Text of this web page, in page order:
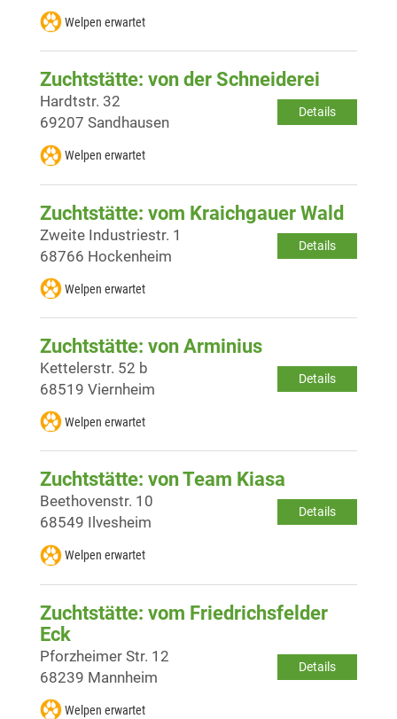
Welpen erwartet
Zuchtstätte: von der Schneiderei
Details
Hardtstr. 32
69207 Sandhausen
Welpen erwartet
Zuchtstätte: vom Kraichgauer Wald
Details
Zweite Industriestr. 1
68766 Hockenheim
Welpen erwartet
Zuchtstätte: von Arminius
Details
Kettelerstr. 52 b
68519 Viernheim
Welpen erwartet
Zuchtstätte: von Team Kiasa
Details
Beethovenstr. 10
68549 Ilvesheim
Welpen erwartet
Zuchtstätte: vom Friedrichsfelder
Eck
Details
Pforzheimer Str. 12
68239 Mannheim
Welpen erwartet